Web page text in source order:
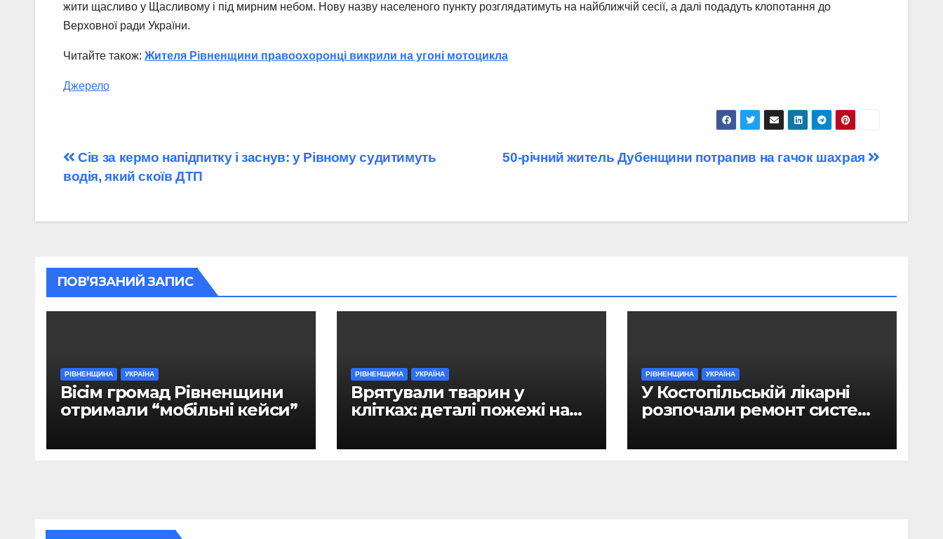
жити щасливо у Щасливому і під мирним небом. Нову назву населеного пункту розглядатимуть на найближчій сесії, а далі подадуть клопотання до
Верховної ради України.
Читайте також: Жителя Рівненщини правоохоронці викрили на угоні мотоцикла
Джерело
Навігація
записів
50-річний житель Дубенщини потрапив на гачок шахрая
Сів за кермо напідпитку і заснув: у Рівному судитимуть
водія, який скоїв ДТП
ПОВ’ЯЗАНИЙ ЗАПИС
РІВНЕНЩИНА УКРАЇНА
Вісім громад Рівненщини
отримали “мобільні кейси”
РІВНЕНЩИНА УКРАЇНА
Врятували тварин у
клітках: деталі пожежі на
РІВНЕНЩИНА УКРАЇНА
У Костопільській лікарні
розпочали ремонт системи